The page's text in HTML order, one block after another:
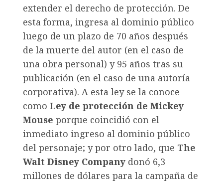
extender el derecho de protección. De
esta forma, ingresa al dominio público
luego de un plazo de 70 años después
de la muerte del autor (en el caso de
una obra personal) y 95 años tras su
publicación (en el caso de una autoría
corporativa). A esta ley se la conoce
como Ley de protección de Mickey
Mouse porque coincidió con el
inmediato ingreso al dominio público
del personaje; y por otro lado, que The
Walt Disney Company donó 6,3
millones de dólares para la campaña de